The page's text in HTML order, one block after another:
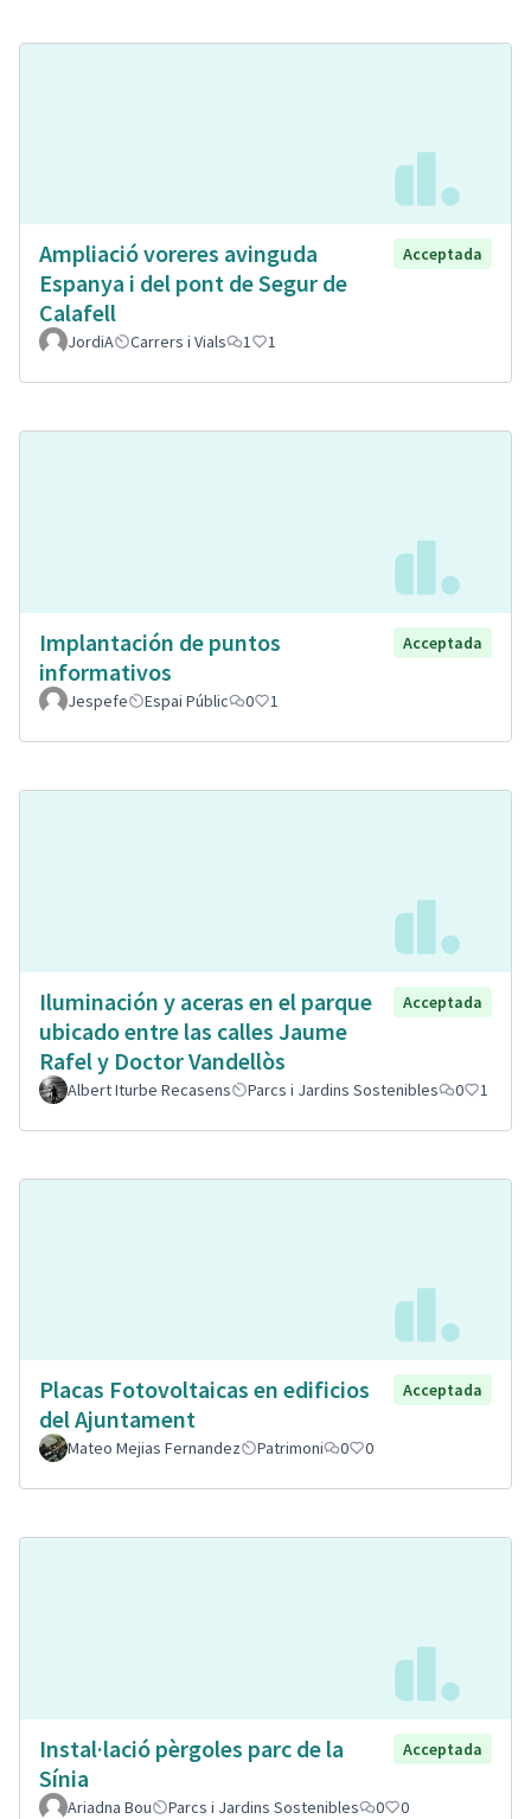
Ampliació voreres avinguda
Espanya i del pont de Segur de
Calafell
Acceptada
JordiA Carrers i Vials 1 1
Implantación de puntos
informativos
Acceptada
Jespefe Espai Públic 0 1
Iluminación y aceras en el parque
ubicado entre las calles Jaume
Rafel y Doctor Vandellòs
Acceptada
Albert Iturbe Recasens Parcs i Jardins Sostenibles 0 1
Placas Fotovoltaicas en edificios
del Ajuntament
Acceptada
Mateo Mejias Fernandez Patrimoni 0 0
Instal·lació pèrgoles parc de la
Sínia
Acceptada
Ariadna Bou Parcs i Jardins Sostenibles 0 0